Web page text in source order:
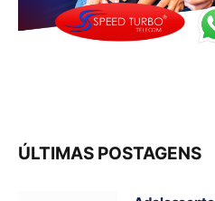
ÚLTIMAS POSTAGENS